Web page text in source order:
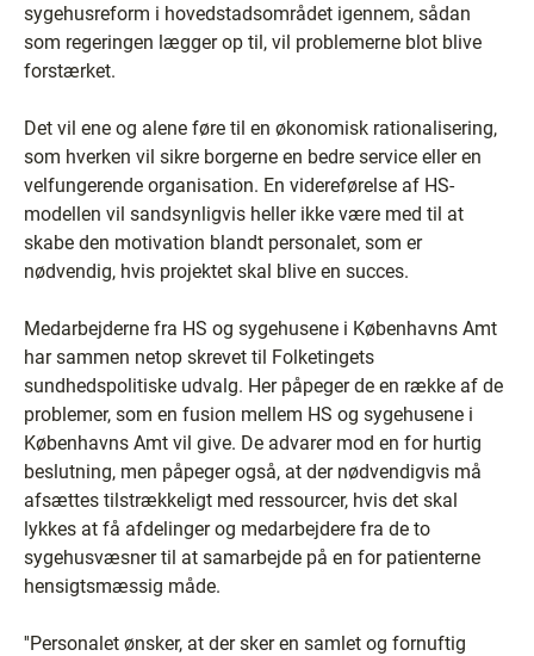
sygehusreform i hovedstadsområdet igennem, sådan
som regeringen lægger op til, vil problemerne blot blive
forstærket.
Det vil ene og alene føre til en økonomisk rationalisering,
som hverken vil sikre borgerne en bedre service eller en
velfungerende organisation. En videreførelse af HS-
modellen vil sandsynligvis heller ikke være med til at
skabe den motivation blandt personalet, som er
nødvendig, hvis projektet skal blive en succes.
Medarbejderne fra HS og sygehusene i Københavns Amt
har sammen netop skrevet til Folketingets
sundhedspolitiske udvalg. Her påpeger de en række af de
problemer, som en fusion mellem HS og sygehusene i
Københavns Amt vil give. De advarer mod en for hurtig
beslutning, men påpeger også, at der nødvendigvis må
afsættes tilstrækkeligt med ressourcer, hvis det skal
lykkes at få afdelinger og medarbejdere fra de to
sygehusvæsner til at samarbejde på en for patienterne
hensigtsmæssig måde.
''Personalet ønsker, at der sker en samlet og fornuftig